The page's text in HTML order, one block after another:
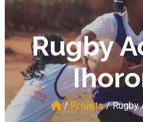
Rugby
/ Projets/Rugby